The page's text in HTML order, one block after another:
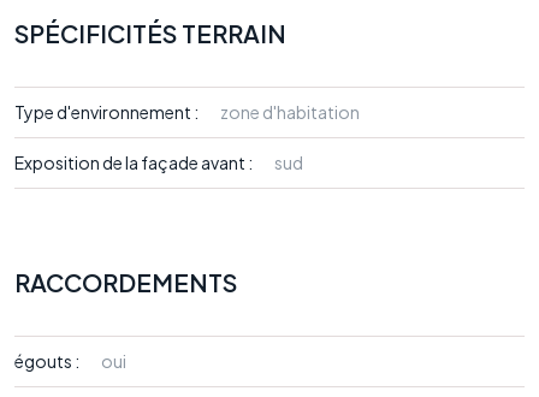
SPÉCIFICITÉS TERRAIN
Type d'environnement : zone d'habitation
Exposition de la façade avant : sud
RACCORDEMENTS
égouts : oui